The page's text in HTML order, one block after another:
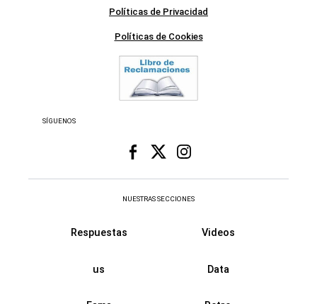
Políticas de Privacidad
Políticas de Cookies
SÍGUENOS
NUESTRAS SECCIONES
Respuestas Videos
us Data